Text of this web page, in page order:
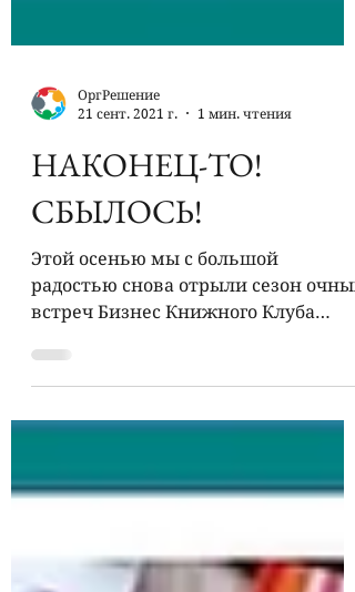
ОргРешение
21 сент. 2021 г.
1 мин. чтения
НАКОНЕЦ-ТО!
СБЫЛОСЬ!
Этой осенью мы с большой
радостью снова отрыли сезон очных
Эмоционально!...